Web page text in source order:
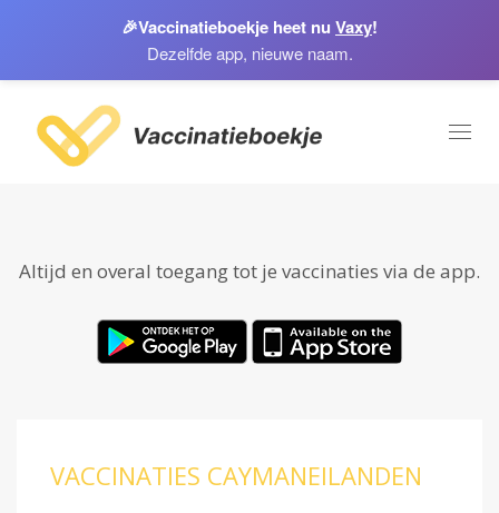
🎉Vaccinatieboekje heet nu Vaxy!
Dezelfde app, nieuwe naam.
Altijd en overal toegang tot je vaccinaties via de app.
VACCINATIES CAYMANEILANDEN